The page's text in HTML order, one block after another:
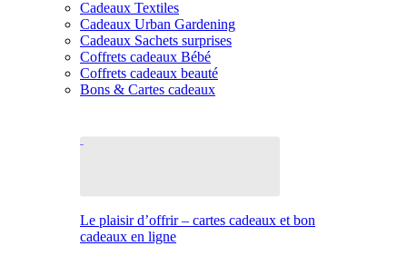
Cadeaux Textiles
Cadeaux Urban Gardening
Cadeaux Sachets surprises
Coffrets cadeaux Bébé
Coffrets cadeaux beauté
Bons & Cartes cadeaux
Le plaisir d’offrir – cartes cadeaux et bon
cadeaux en ligne